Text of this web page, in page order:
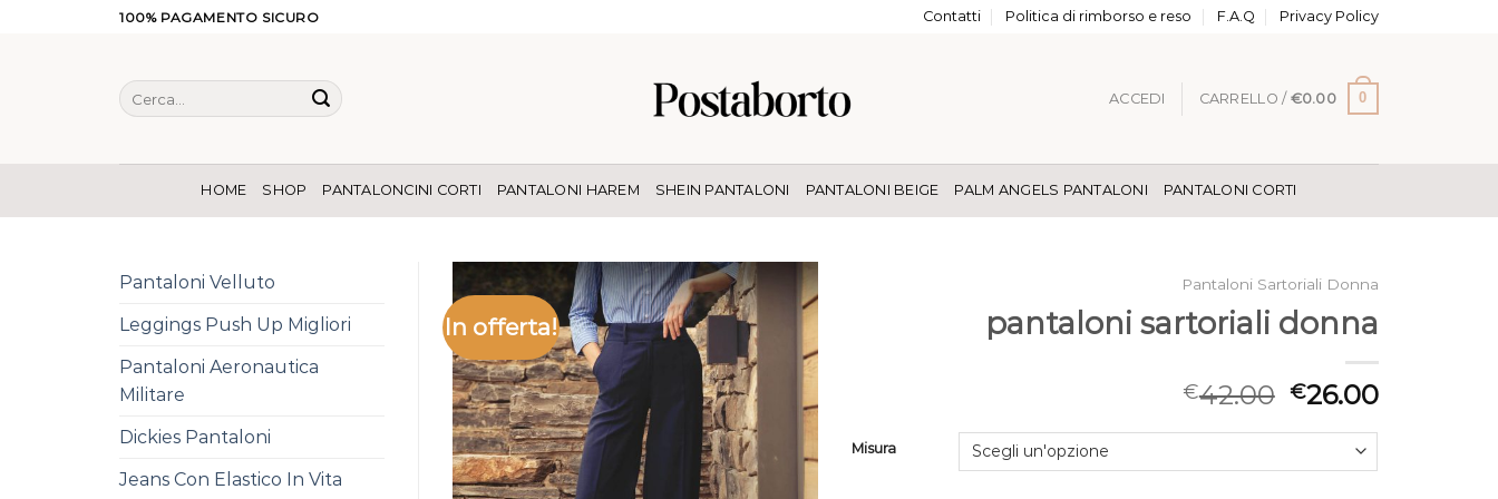
100% PAGAMENTO SICURO Contatti Politica di rimborso e reso F.A.Q Privacy Policy
Cerca:
ACCEDI CARRELLO / €0.00 0
HOME SHOP PANTALONCINI CORTI PANTALONI HAREM SHEIN PANTALONI PANTALONI BEIGE PALM ANGELS PANTALONI PANTALONI CORTI
Pantaloni Velluto
Leggings Push Up Migliori
Pantaloni Aeronautica
Militare
Dickies Pantaloni
Jeans Con Elastico In Vita
In offerta!
Pantaloni Sartoriali Donna
pantaloni sartoriali donna
€42.00 €26.00
Misura